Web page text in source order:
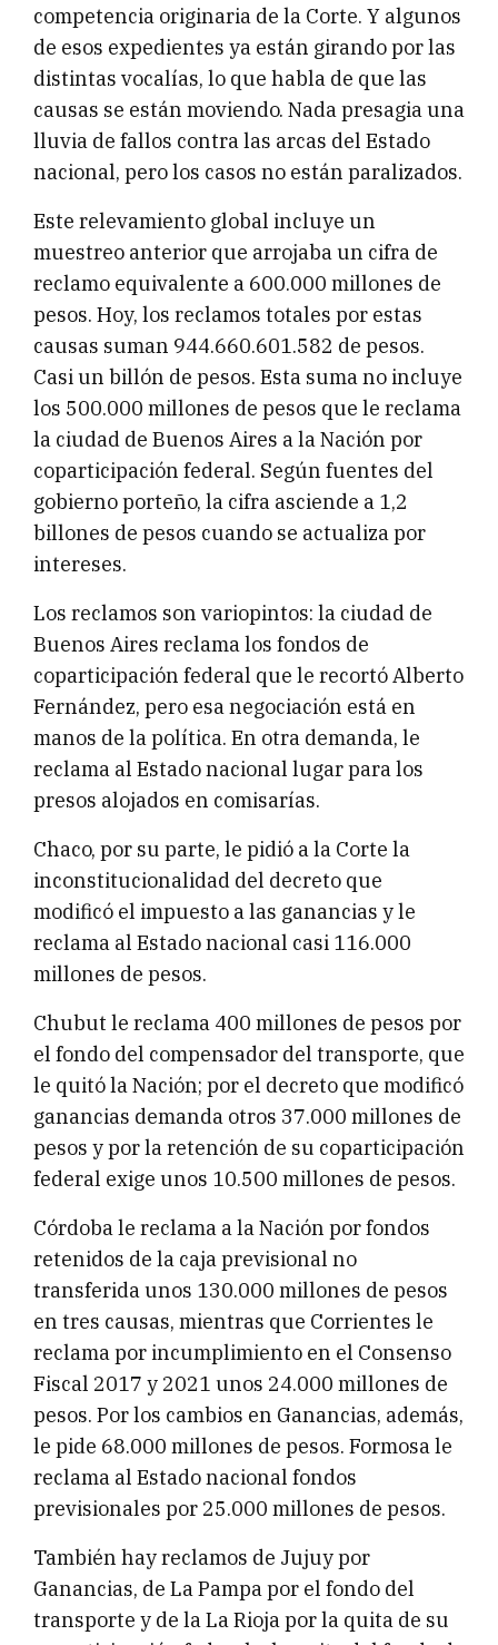
competencia originaria de la Corte. Y algunos
de esos expedientes ya están girando por las
distintas vocalías, lo que habla de que las
causas se están moviendo. Nada presagia una
lluvia de fallos contra las arcas del Estado
nacional, pero los casos no están paralizados.
Este relevamiento global incluye un
muestreo anterior que arrojaba un cifra de
reclamo equivalente a 600.000 millones de
pesos. Hoy, los reclamos totales por estas
causas suman 944.660.601.582 de pesos.
Casi un billón de pesos. Esta suma no incluye
los 500.000 millones de pesos que le reclama
la ciudad de Buenos Aires a la Nación por
coparticipación federal. Según fuentes del
gobierno porteño, la cifra asciende a 1,2
billones de pesos cuando se actualiza por
intereses.
Los reclamos son variopintos: la ciudad de
Buenos Aires reclama los fondos de
coparticipación federal que le recortó Alberto
Fernández, pero esa negociación está en
manos de la política. En otra demanda, le
reclama al Estado nacional lugar para los
presos alojados en comisarías.
Chaco, por su parte, le pidió a la Corte la
inconstitucionalidad del decreto que
modificó el impuesto a las ganancias y le
reclama al Estado nacional casi 116.000
millones de pesos.
Chubut le reclama 400 millones de pesos por
el fondo del compensador del transporte, que
le quitó la Nación; por el decreto que modificó
ganancias demanda otros 37.000 millones de
pesos y por la retención de su coparticipación
federal exige unos 10.500 millones de pesos.
Córdoba le reclama a la Nación por fondos
retenidos de la caja previsional no
transferida unos 130.000 millones de pesos
en tres causas, mientras que Corrientes le
reclama por incumplimiento en el Consenso
Fiscal 2017 y 2021 unos 24.000 millones de
pesos. Por los cambios en Ganancias, además,
le pide 68.000 millones de pesos. Formosa le
reclama al Estado nacional fondos
previsionales por 25.000 millones de pesos.
También hay reclamos de Jujuy por
Ganancias, de La Pampa por el fondo del
transporte y de la La Rioja por la quita de su